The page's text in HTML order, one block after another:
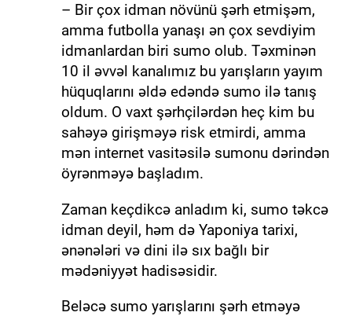
– Bir çox idman növünü şərh etmişəm,
amma futbolla yanaşı ən çox sevdiyim
idmanlardan biri sumo olub. Təxminən
10 il əvvəl kanalımız bu yarışların yayım
hüquqlarını əldə edəndə sumo ilə tanış
oldum. O vaxt şərhçilərdən heç kim bu
sahəyə girişməyə risk etmirdi, amma
mən internet vasitəsilə sumonu dərindən
öyrənməyə başladım.
Zaman keçdikcə anladım ki, sumo təkcə
idman deyil, həm də Yaponiya tarixi,
ənənələri və dini ilə sıx bağlı bir
mədəniyyət hadisəsidir.
Beləcə sumo yarışlarını şərh etməyə